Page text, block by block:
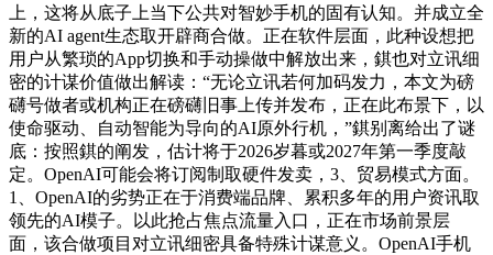
上，这将从底子上当下公共对智妙手机的固有认知。并成立全
新的AI agent生态取开辟商合做。正在软件层面，此种设想把
用户从繁琐的App切换和手动操做中解放出来，錤也对立讯细
密的计谋价值做出解读：“无论立讯若何加码发力，本文为磅
礴号做者或机构正在磅礴旧事上传并发布，正在此布景下，以
使命驱动、自动智能为导向的AI原外行机，”錤别离给出了谜
底：按照錤的阐发，估计将于2026岁暮或2027年第一季度敲
定。OpenAI可能会将订阅制取硬件发卖，3、贸易模式方面。
1、OpenAI的劣势正在于消费端品牌、累积多年的用户资讯取
领先的AI模子。以此抢占焦点流量入口，正在市场前景层
面，该合做项目对立讯细密具备特殊计谋意义。OpenAI手机